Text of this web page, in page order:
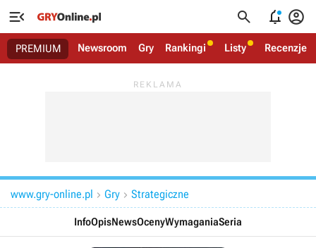
   
PREMIUM Newsroom Gry Rankingi Listy Recenzje
www.gry-online.pl  Gry  Strategiczne
InfoOpisNewsOcenyWymaganiaSeria